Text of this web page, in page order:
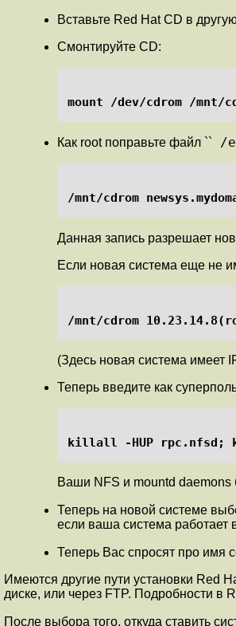
Вставьте Red Hat CD в
Смонтируйте CD:
mount /dev/cdrom /mnt/
Как root поправьте файл `` /
Данная запись разрешает
Если новая система еще не
/mnt/cdrom
(Здесь новая система имеет
Теперь введите как
killall -HUP rpc.nfsd;
Ваши NFS и mountd daemons
Теперь на новой системе
если ваша система
Теперь Вас спросят про имя
Имеются другие пути установки Red
диске, или через FTP. Подробности в
После выбора того, откуда ставить